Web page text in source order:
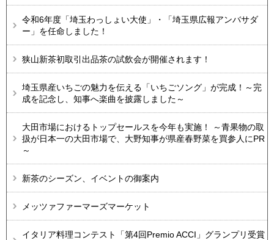
令和6年度「埼玉わっしょい大使」・「埼玉県広報アンバサダ
ー」を任命しました！
狭山新茶初取引出品茶の試飲会が開催されます！
埼玉県産いちごの魅力を伝える「いちごソング」が完成！～完
成を記念し、知事へ楽曲を披露しました～
大田市場におけるトップセールスを今年も実施！ ～青果物の取
扱が日本一の大田市場で、大野知事が県産春野菜を買参人にPR
～
新茶のシーズン、イベントの御案内
メッツァファーマーズマーケット
イタリア料理コンテスト「第4回Premio ACCI」グランプリ受賞